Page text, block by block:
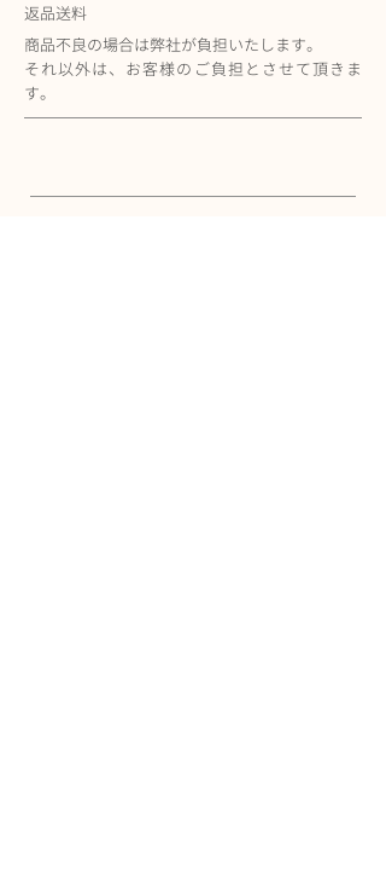
返品送料
商品不良の場合は弊社が負担いたします。
それ以外は、お客様のご負担とさせて頂きま
す。